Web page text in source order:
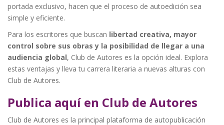
portada exclusivo, hacen que el proceso de autoedición sea
simple y eficiente.
Para los escritores que buscan libertad creativa, mayor
control sobre sus obras y la posibilidad de llegar a una
audiencia global, Club de Autores es la opción ideal. Explora
estas ventajas y lleva tu carrera literaria a nuevas alturas con
Club de Autores.
Publica aquí en Club de Autores
Club de Autores es la principal plataforma de autopublicación